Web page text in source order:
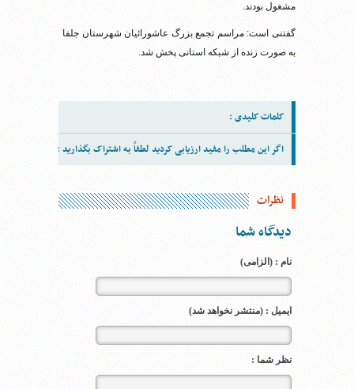
مشغول بودند.
گفتنی است: مراسم تجمع بزرگ عاشورائیان شهرستان جلفا
به صورت زنده از شبکه استانی پخش شد.
کلمات کلیدی :
اگر این مطلب را مفید ارزیابی کردید لطفاً به اشتراک بگذارید :
نظرات
دیدگاه شما
نام : (الزامی)
ایمیل : (منتشر نخواهد شد)
نظر شما :